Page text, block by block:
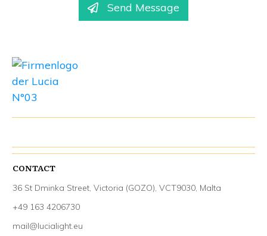
Send Message
CONTACT
36 St Dminka Street, Victoria (GOZO), VCT9030, Malta
+49 163 4206730
mail@lucialight.eu